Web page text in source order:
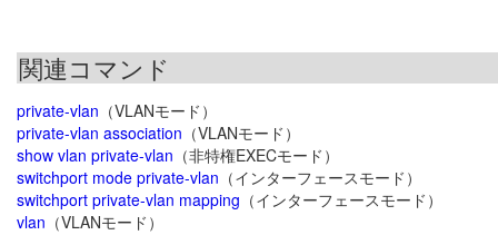
関連コマンド
private-vlan （VLANモード）
private-vlan association （VLANモード）
show vlan private-vlan （非特権EXECモード）
switchport mode private-vlan （インターフェースモード）
switchport private-vlan mapping （インターフェースモード）
vlan （VLANモード）